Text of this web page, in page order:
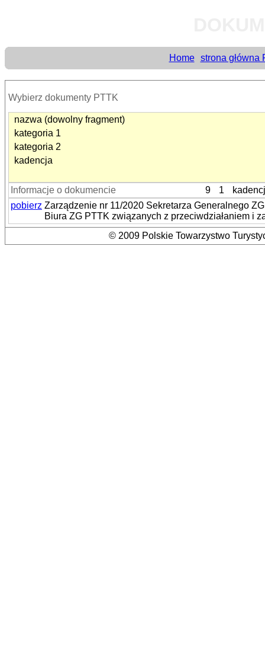
Home strona główna
Wybierz dokumenty PTTK
nazwa (dowolny fragment)
kategoria 1
kategoria 2
kadencja
Informacje o dokumencie 9 1
pobierz Zarządzenie nr 11/2020 Sekretarza Generalnego
Biura ZG PTTK związanych z przeciwdziałaniem i
© 2009 Polskie Towarzystwo